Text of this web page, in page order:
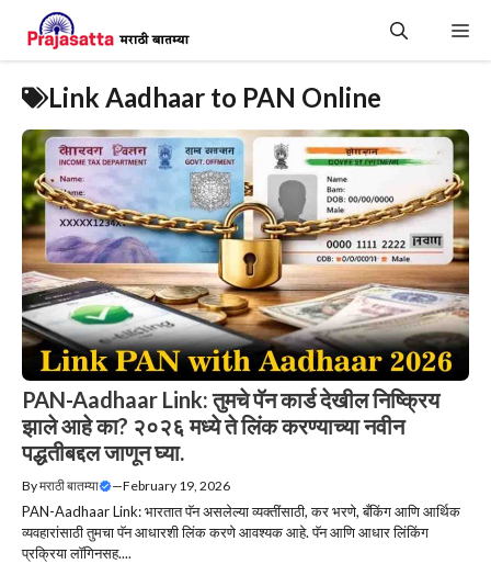
content
Link Aadhaar to PAN Online
PAN-Aadhaar Link: तुमचे पॅन कार्ड देखील निष्क्रिय
झाले आहे का? २०२६ मध्ये ते लिंक करण्याच्या नवीन
पद्धतीबद्दल जाणून घ्या.
Byमराठी बातम्या —February 19, 2026
PAN-Aadhaar Link: भारतात पॅन असलेल्या व्यक्तींसाठी, कर भरणे, बँकिंग आणि आर्थिक
व्यवहारांसाठी तुमचा पॅन आधारशी लिंक करणे आवश्यक आहे. पॅन आणि आधार लिंकिंग
प्रक्रिया लॉगिनसह....